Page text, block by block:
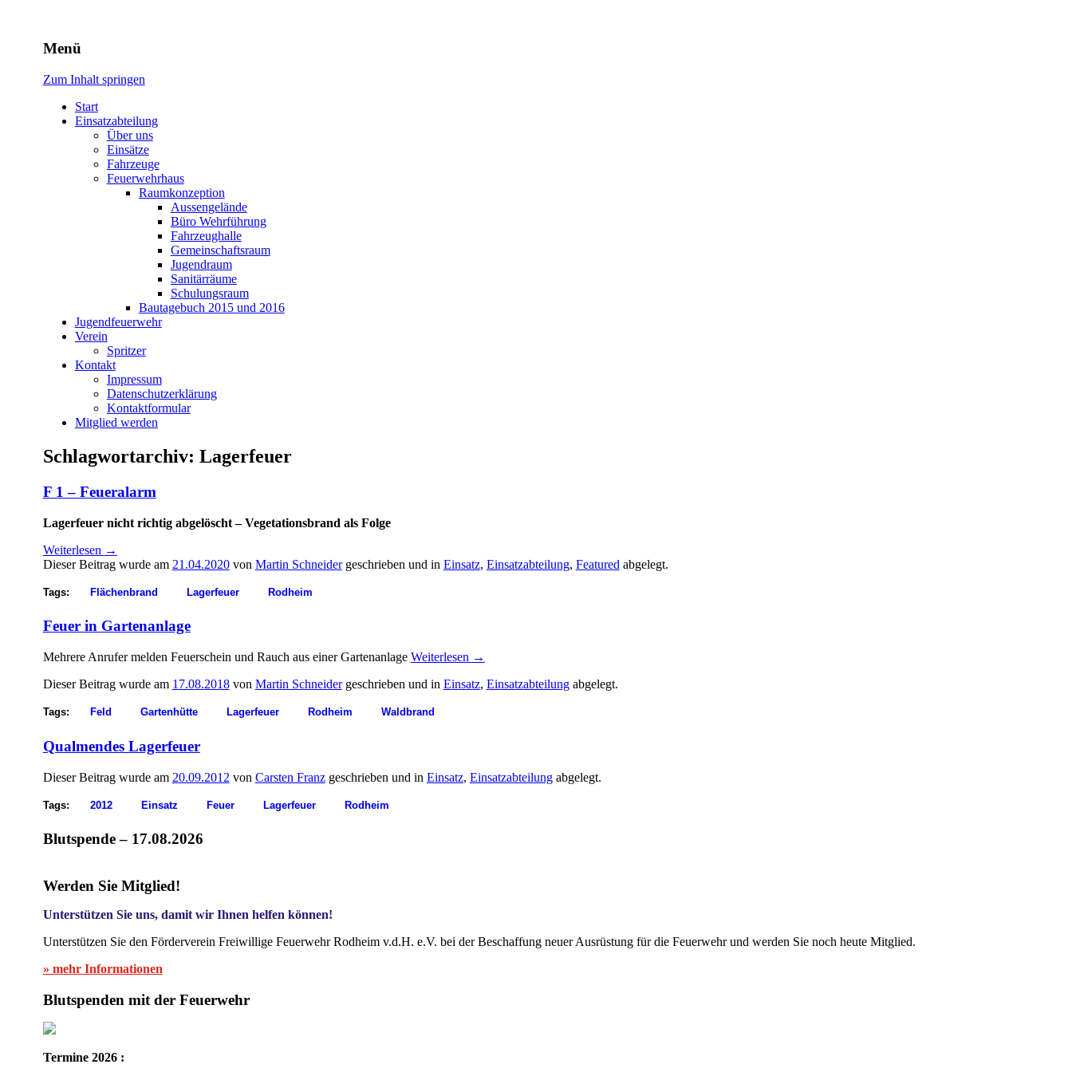
Freiwillige Feuerwehr Rodheim v.d.H.
Menü
Zum Inhalt springen
Start
Einsatzabteilung
Über uns
Einsätze
Fahrzeuge
Feuerwehrhaus
Raumkonzeption
Aussengelände
Büro Wehrführung
Fahrzeughalle
Gemeinschaftsraum
Jugendraum
Sanitärräume
Schulungsraum
Bautagebuch 2015 und 2016
Jugendfeuerwehr
Verein
Spritzer
Kontakt
Impressum
Datenschutzerklärung
Kontaktformular
Mitglied werden
Schlagwortarchiv: Lagerfeuer
F 1 – Feueralarm
Lagerfeuer nicht richtig abgelöscht – Vegetationsbrand als Folge
Weiterlesen →
Dieser Beitrag wurde am 21.04.2020von Martin Schneidergeschrieben und in Einsatz, Einsatzabteilung, Featured abgelegt.
Tags: Flächenbrand Lagerfeuer Rodheim
Feuer in Gartenanlage
Mehrere Anrufer melden Feuerschein und Rauch aus einer Gartenanlage Weiterlesen →
Dieser Beitrag wurde am 17.08.2018von Martin Schneidergeschrieben und in Einsatz, Einsatzabteilungabgelegt.
Tags: Feld Gartenhütte Lagerfeuer Rodheim Waldbrand
Qualmendes Lagerfeuer
Dieser Beitrag wurde am 20.09.2012 von Carsten Franzgeschrieben und in Einsatz, Einsatzabteilungabgelegt.
Tags: 2012 Einsatz Feuer Lagerfeuer Rodheim
Blutspende – 17.08.2026
Werden Sie Mitglied!
Unterstützen Sie uns, damit wir Ihnen helfen können!
Unterstützen Sie den Förderverein Freiwillige Feuerwehr Rodheim v.d.H. e.V. bei der Beschaffung neuer Ausrüstung für die Feuerwehr und werden Sie noch heute Mitglied.
» mehr Informationen
Blutspenden mit der Feuerwehr
Termine 2026 :